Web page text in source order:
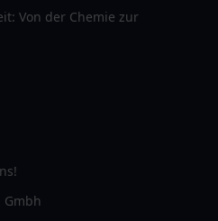
Von der Chemie zur
Gmbh